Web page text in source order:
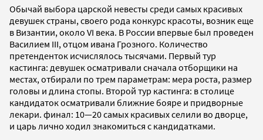
Обычай выбора царской невесты среди самых красивых
девушек страны, своего рода конкурс красоты, возник еще
в Византии, около VI века. В России впервые был проведен
Василием III, отцом ивана Грозного. Количество
претенденток исчислялось тысячами. Первый тур
кастинга: девушек осматривали сначала отборщики на
местах, отбирали по трем параметрам: мера роста, размер
головы и длина стопы. Второй тур кастинга: в столице
кандидаток осматривали ближние бояре и придворные
лекари. финал: 10—20 самых красивых селили во дворце,
и царь лично ходил знакомиться с кандидатками.